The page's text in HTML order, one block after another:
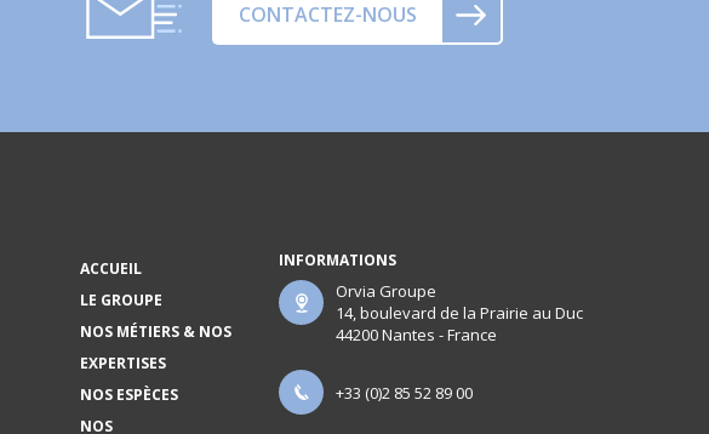
CONTACTEZ-NOUS
ACCUEIL
LE GROUPE
NOS MÉTIERS & NOS
EXPERTISES
NOS ESPÈCES
NOS
INFORMATIONS
Orvia Groupe
14, boulevard de la Prairie au Duc
44200 Nantes - France
+33 (0)2 85 52 89 00